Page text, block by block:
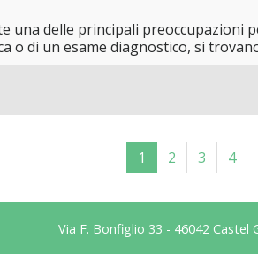
una delle principali preoccupazioni
o di un esame diagnostico, si
1 2 3 4
Via F. Bonfiglio 33 - 46042 Castel